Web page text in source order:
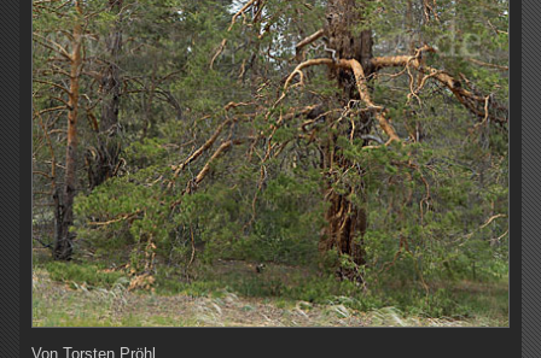
Von Torsten Pröhl